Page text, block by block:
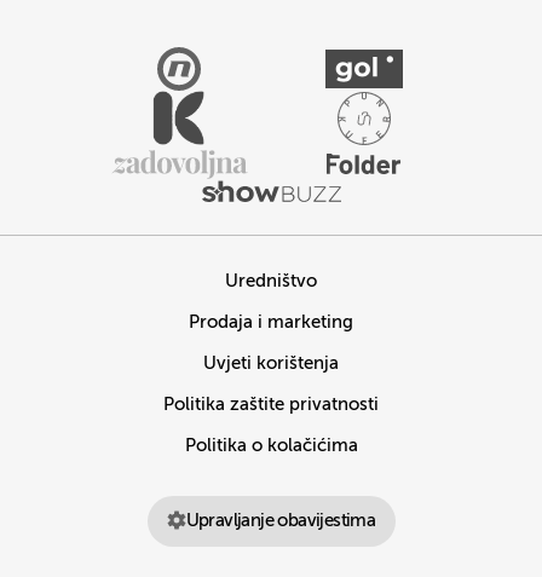
Uredništvo
Prodaja i marketing
Uvjeti korištenja
Politika zaštite privatnosti
Politika o kolačićima
Upravljanje obavijestima